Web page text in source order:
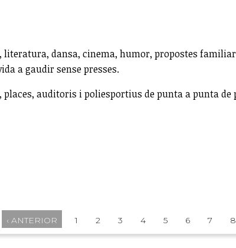
dansa, cinema, humor, propostes
a gaudir sense presses.
auditoris i poliesportius de punta a punta
‹ ANTERIOR 1 2 3 4 5 6 7 8